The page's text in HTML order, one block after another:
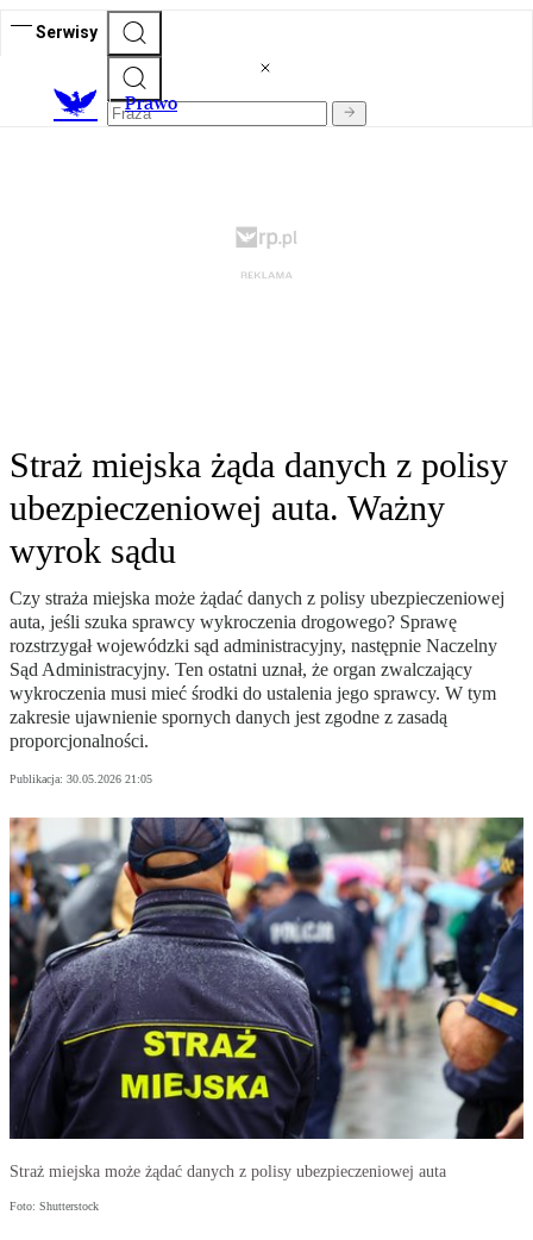
Serwisy
Prawo
Straż miejska żąda danych z polisy
ubezpieczeniowej auta. Ważny
wyrok sądu
Czy straża miejska może żądać danych z polisy ubezpieczeniowej
auta, jeśli szuka sprawcy wykroczenia drogowego? Sprawę
rozstrzygał wojewódzki sąd administracyjny, następnie Naczelny
Sąd Administracyjny. Ten ostatni uznał, że organ zwalczający
wykroczenia musi mieć środki do ustalenia jego sprawcy. W tym
zakresie ujawnienie spornych danych jest zgodne z zasadą
proporcjonalności.
Publikacja: 30.05.2026 21:05
Straż miejska może żądać danych z polisy ubezpieczeniowej auta
Foto: Shutterstock